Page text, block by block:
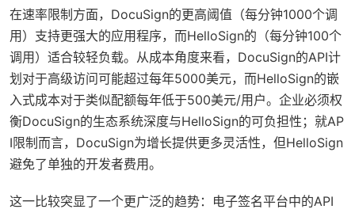
在速率限制方面，DocuSign的更高阈值（每分钟1000个调
用）支持更强大的应用程序，而HelloSign的（每分钟100个
调用）适合较轻负载。从成本角度来看，DocuSign的API计
划对于高级访问可能超过每年5000美元，而HelloSign的嵌
入式成本对于类似配额每年低于500美元/用户。企业必须权
衡DocuSign的生态系统深度与HelloSign的可负担性；就AP
I限制而言，DocuSign为增长提供更多灵活性，但HelloSign
避免了单独的开发者费用。
这一比较突显了一个更广泛的趋势：电子签名平台中的API